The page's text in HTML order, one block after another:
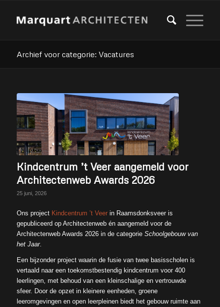
Archief voor categorie: Vacatures
Kindcentrum ’t Veer aangemeld voor
Architectenweb Awards 2026
25 juni, 2026
Ons project Kindcentrum ’t Veerin Raamsdonksveer is
gepubliceerd op Architectenweb én aangemeld voor de
Architectenweb Awards 2026 in de categorie Schoolgebouw van
het Jaar.
Een bijzonder project waarin de fusie van twee basisscholen is
vertaald naar een toekomstbestendig kindcentrum voor 400
leerlingen, met behoud van een kleinschalige en vertrouwde
sfeer. Door de opzet in kleinere eenheden, groene
leeromgevingen en open leerpleinen biedt het gebouw ruimte aan